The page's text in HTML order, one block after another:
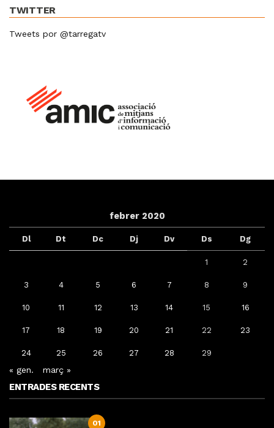
TWITTER
Tweets por @tarregatv
febrer 2020
Dl Dt Dc Dj Dv Ds Dg
1 2
3 4 5 6 7 8 9
10 11 12 13 14 15 16
17 18 19 20 21 22 23
24 25 26 27 28 29
« gen. març »
ENTRADES RECENTS
01